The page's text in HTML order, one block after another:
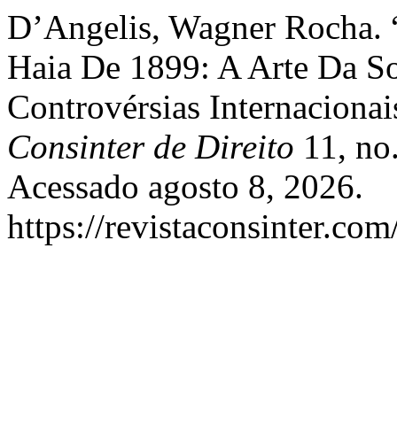
D’Angelis, Wagner
Haia De 1899: A Arte Da
Controvérsias
Consinter de Direito 11,
Acessado agosto 8, 2026.
https://